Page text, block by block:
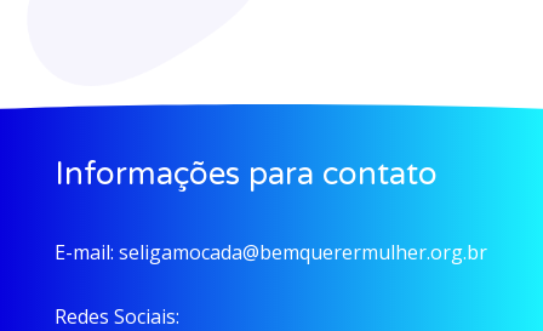
Informações para contato
E-mail: seligamocada@bemquerermulher.org.br
Redes Sociais: